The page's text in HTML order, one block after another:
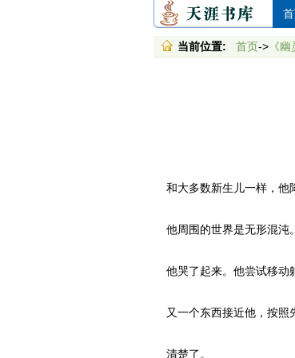
当前位置: 首页-> 《
和大多数新生儿一样，他
他周围的世界是无形混沌
他哭了起来。他尝试移动
又一个东西接近他，按照
清楚了。